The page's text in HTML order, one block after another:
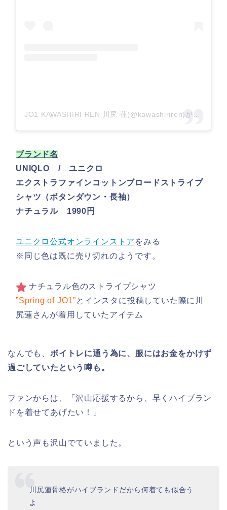
ブランド名
UNIQLO / ユニクロ
エクストラファインコットンブロードストライプ
シャツ（ボタンダウン・長袖）
ナチュラル 1990円
ユニクロ公式オンラインストア をみる
※同じ色は既に売り切れのようです。
ナチュラル色のストライプシャツ
”Spring of JO1”とインスタに投稿していた際に川
尻蓮さんが着用していたアイテム
なんでも、 ボイトレに通う為に、服にはお金をかけず
過ごしていたという噂も。
ファンからは、「沢山応援するから、早くハイブラン
ドを着せてあげたい！」
という声も沢山でていました。
川尻蓮骨格がハイブランドだから何着ても似合う
よ